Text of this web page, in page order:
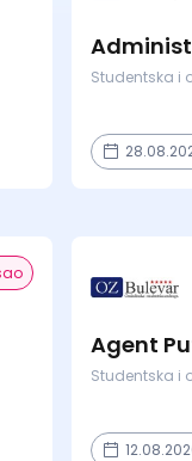
Studentska i
Agent
Studentska i